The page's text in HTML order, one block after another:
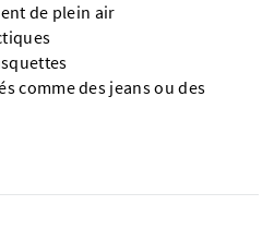
de plein air
comme des jeans ou des